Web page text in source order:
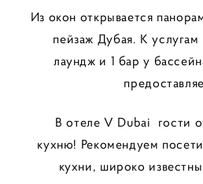
Из окон открывается
пейзаж Дубая. К услугам
лаундж и 1 бар у
В отеле V Dubai гости
кухню! Рекомендуем
кухни, широко